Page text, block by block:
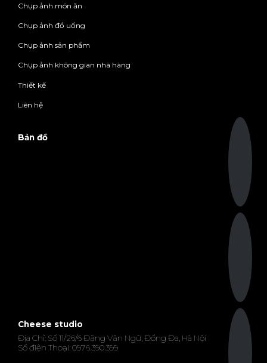
Chụp ảnh món ăn
Chụp ảnh đồ uống
Chụp ảnh sản phẩm
Chụp ảnh không gian nhà hàng
Thiết kế
Liên hệ
Bản đồ
Cheese studio
Địa Chỉ: Số 11/26/6 Đặng Văn Ngữ, Đống Đa, Hà Nội
Số điện Thoại: 0976.390.399